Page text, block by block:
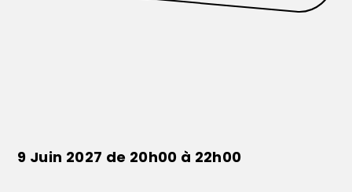
9 Juin 2027 de 20h00 à 22h00